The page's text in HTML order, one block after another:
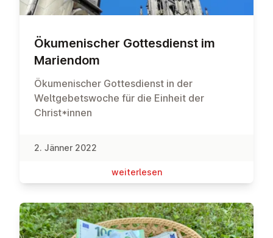
Öku­me­ni­scher Got­tes­dienst im
Mariendom
Ökumenischer Gottesdienst in der
Weltgebetswoche für die Einheit der
Christ*innen
2. Jänner 2022
wei­ter­le­sen